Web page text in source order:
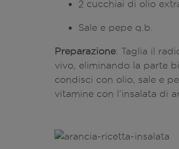
2 cucchiai di olio
Sale e pepe q.b.
Preparazione: Taglia il
vivo, eliminando la parte
condisci con olio, sale e
vitamine con l’insalata di